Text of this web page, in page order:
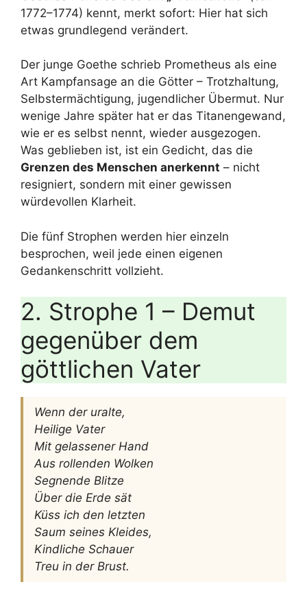
1772–1774) kennt, merkt sofort: Hier hat sich
etwas grundlegend verändert.
Der junge Goethe schrieb Prometheus als eine
Art Kampfansage an die Götter – Trotzhaltung,
Selbstermächtigung, jugendlicher Übermut. Nur
wenige Jahre später hat er das Titanengewand,
wie er es selbst nennt, wieder ausgezogen.
Was geblieben ist, ist ein Gedicht, das die
Grenzen des Menschen anerkennt – nicht
resigniert, sondern mit einer gewissen
würdevollen Klarheit.
Die fünf Strophen werden hier einzeln
besprochen, weil jede einen eigenen
Gedankenschritt vollzieht.
2. Strophe 1 – Demut
gegenüber dem
göttlichen Vater
Wenn der uralte,
Heilige Vater
Mit gelassener Hand
Aus rollenden Wolken
Segnende Blitze
Über die Erde sät
Küss ich den letzten
Saum seines Kleides,
Kindliche Schauer
Treu in der Brust.